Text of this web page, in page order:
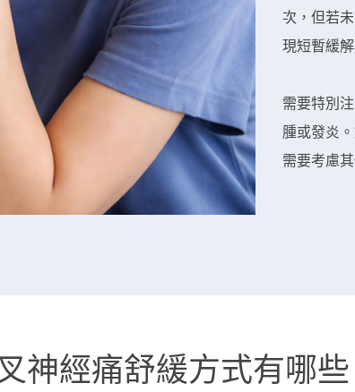
次，但若
現短暫緩
需要特別
腫或發炎
需要考慮
神經痛舒緩方式有哪